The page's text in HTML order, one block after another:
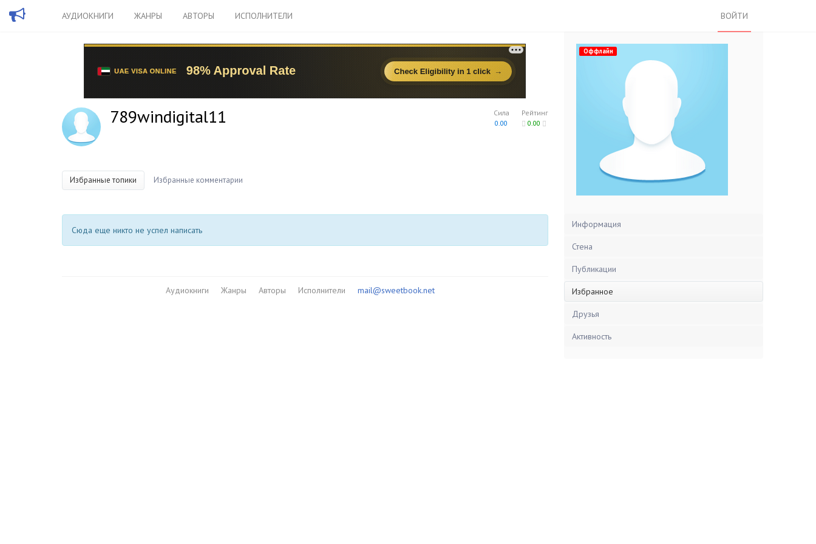
АУДИОКНИГИ ЖАНРЫ АВТОРЫ ИСПОЛНИТЕЛИ ВОЙТИ
Рейтинг
0.00
Сила
0.00
789windigital11
Избранные топики Избранные комментарии
Сюда еще никто не успел написать
Аудиокниги Жанры Авторы Исполнители mail@sweetbook.net
Оффлайн
Информация
Стена
Публикации
Избранное
Друзья
Активность